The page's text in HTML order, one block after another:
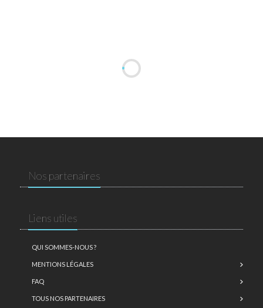
Nos partenaires
Liens utiles
QUI SOMMES-NOUS ?
MENTIONS LÉGALES
FAQ
TOUS NOS PARTENAIRES